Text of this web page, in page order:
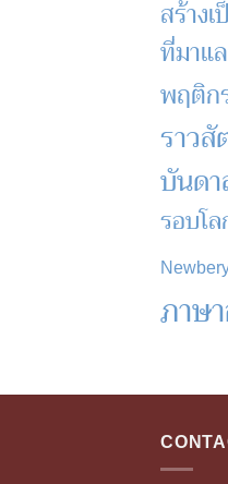
สร้าง
ที่มาแ
พฤติก
ราวสั
บันดา
รอบโล
ภาษ